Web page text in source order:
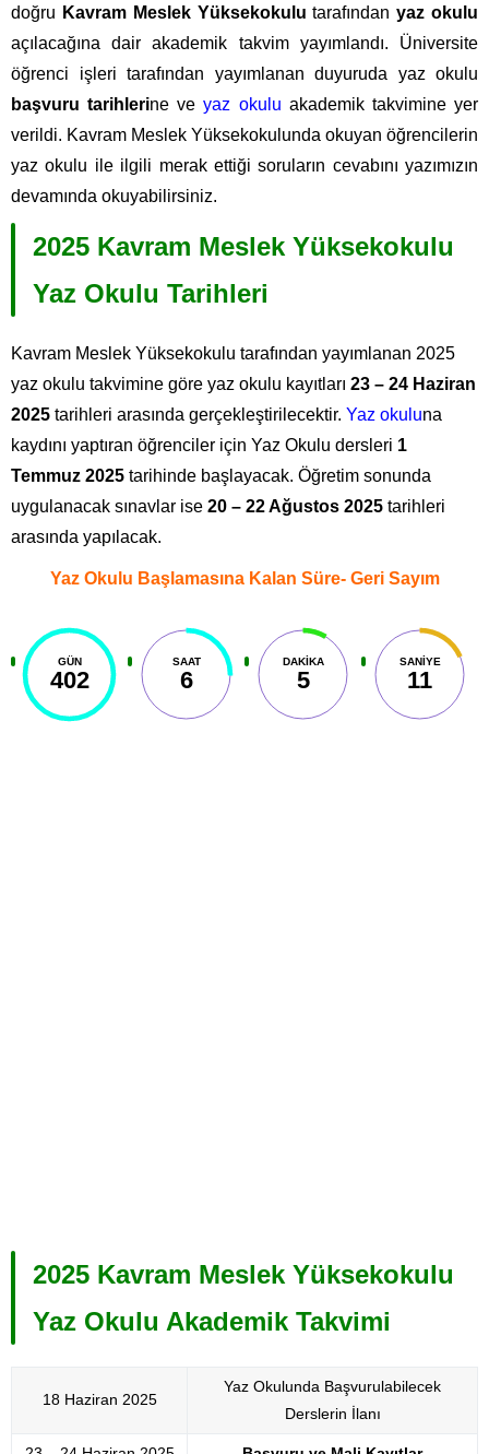
doğru Kavram Meslek Yüksekokulu tarafındanyaz okulu
açılacağına dair akademik takvim yayımlandı. Üniversite
öğrenci işleri tarafından yayımlanan duyuruda yaz okulu
başvuru tarihlerine veyaz okulu akademik takvimine yer
verildi. Kavram Meslek Yüksekokulunda okuyan öğrencilerin
yaz okulu ile ilgili merak ettiği soruların cevabını yazımızın
devamında okuyabilirsiniz.
2025 Kavram Meslek Yüksekokulu
Yaz Okulu Tarihleri
Kavram Meslek Yüksekokulu tarafından yayımlanan 2025
yaz okulu takvimine göre yaz okulu kayıtları 23 – 24 Haziran
2025 tarihleri arasında gerçekleştirilecektir. Yaz okuluna
kaydını yaptıran öğrenciler için Yaz Okulu dersleri 1
Temmuz 2025 tarihinde başlayacak. Öğretim sonunda
uygulanacak sınavlar ise 20 – 22 Ağustos 2025 tarihleri
arasında yapılacak.
Yaz Okulu Başlamasına Kalan Süre- Geri Sayım
GÜN
402
SAAT
6
DAKIKA
5
SANIYE
12
2025 Kavram Meslek Yüksekokulu
Yaz Okulu Akademik Takvimi
18 Haziran 2025
Yaz Okulunda Başvurulabilecek
Derslerin İlanı